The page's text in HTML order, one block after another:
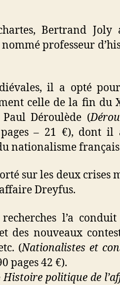
Bertrand Joly
professeur
il a opté
celle de la fin du
Déroulède (
– 21 €), dont
nationalisme
sur les deux
Dreyfus.
l’a
des nouveaux
(Nationalistes et
pages 42 €).
Histoire politique de